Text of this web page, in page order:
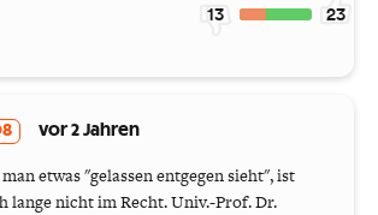
13 23
vor 2 Jahren
etwas "gelassen entgegen sieht", ist
lange nicht im Recht. Univ.-Prof. Dr.